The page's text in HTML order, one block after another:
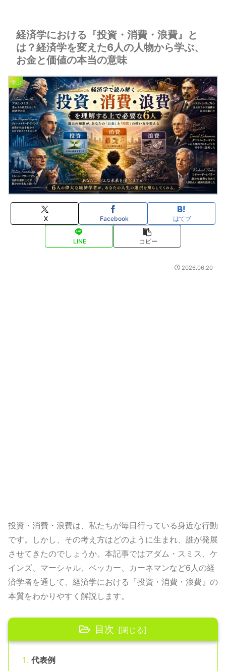
経済学における『投資・消費・浪費』と
は？経済学を変えた6人の人物から学ぶ、
お金と価値の本当の意味
学ぶ
X Facebook はてブ
LINE コピー
2026.06.20
投資・消費・浪費は、私たちが毎日行っている身近な行動
です。しかし、その考え方はどのように生まれ、誰が発展
させてきたのでしょうか。本記事ではアダム・スミス、ケ
インズ、マーシャル、ベッカー、カーネマンなど6人の経
済学者を通して、経済学における『投資・消費・浪費』の
本質をわかりやすく解説します。
目次
代表例